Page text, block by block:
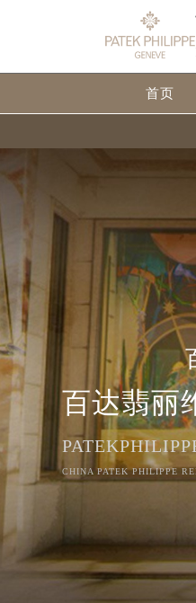
首页
百达翡丽
CHINA PATEK PHILIPPE